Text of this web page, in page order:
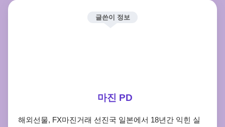
글쓴이 정보
마진 PD
해외선물, FX마진거래 선진국 일본에서 18년간 익힌 실